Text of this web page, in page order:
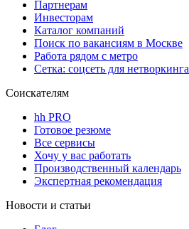
Партнерам
Инвесторам
Каталог компаний
Поиск по вакансиям в Москве
Работа рядом с метро
Сетка: соцсеть для нетворкинга
Соискателям
hh PRO
Готовое резюме
Все сервисы
Хочу у вас работать
Производственный календарь
Экспертная рекомендация
Новости и статьи